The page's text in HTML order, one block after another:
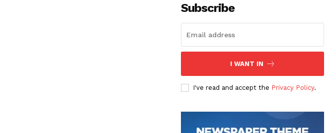
Subscribe
I WANT IN
I've read and accept the Privacy Policy.